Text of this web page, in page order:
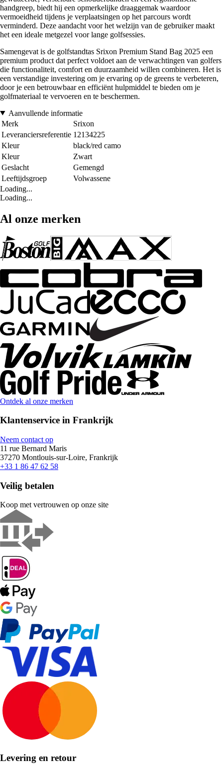
handgreep, biedt hij een opmerkelijke draaggemak waardoor
vermoeidheid tijdens je verplaatsingen op het parcours wordt
verminderd. Deze aandacht voor het welzijn van de gebruiker maakt
het een ideale metgezel voor lange golfsessies.
Samengevat is de golfstandtas Srixon Premium Stand Bag 2025 een
premium product dat perfect voldoet aan de verwachtingen van golfers
die functionaliteit, comfort en duurzaamheid willen combineren. Het is
een verstandige investering om je ervaring op de greens te verbeteren,
door je een betrouwbaar en efficiënt hulpmiddel te bieden om je
golfmateriaal te vervoeren en te beschermen.
Aanvullende informatie
Merk
Srixon
Leveranciersreferentie 12134225
Kleur
black/red camo
Kleur
Zwart
Geslacht
Gemengd
Leeftijdsgroep
Volwassene
Loading...
Loading...
Al onze merken
Ontdek al onze merken
Klantenservice in Frankrijk
Neem contact op
11 rue Bernard Maris
37270 Montlouis-sur-Loire, Frankrijk
+33 1 86 47 62 58
Veilig betalen
Koop met vertrouwen op onze site
Levering en retour